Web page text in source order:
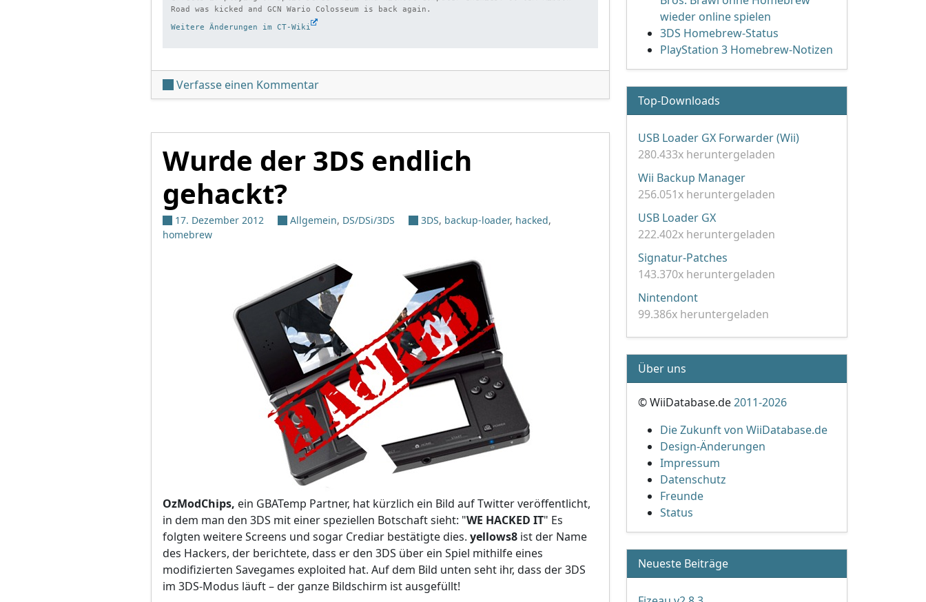
Weitere Änderungen im CT-Wiki
Verfasse einen Kommentarunter 'Wiimms Mario Kart Fun 2013-04'
Wurde der 3DS endlich
gehackt?
17. Dezember 2012 Allgemein, DS/DSi/3DS 3DS, backup-loader, hacked,
homebrew
OzModChips, ein GBATemp Partner, hat kürzlich ein Bild auf Twitter veröffentlicht,
in dem man den 3DS mit einer speziellen Botschaft sieht: "WE HACKED IT" Es
folgten weitere Screens und sogar Crediar bestätigte dies. yellows8 ist der Name
des Hackers, der berichtete, dass er den 3DS über ein Spiel mithilfe eines
modifizierten Savegames exploited hat. Auf dem Bild unten seht ihr, dass der 3DS
im 3DS-Modus läuft – der ganze Bildschirm ist ausgefüllt!
wieder online spielen
3DS Homebrew-Status
PlayStation 3 Homebrew-Notizen
Top-Downloads
USB Loader GX Forwarder (Wii)
280.433x heruntergeladen
Wii Backup Manager
256.051x heruntergeladen
USB Loader GX
222.402x heruntergeladen
Signatur-Patches
143.370x heruntergeladen
Nintendont
99.386x heruntergeladen
Über uns
© WiiDatabase.de2011-2026
Die Zukunft von WiiDatabase.de
Design-Änderungen
Impressum
Datenschutz
Freunde
Status
Neueste Beiträge